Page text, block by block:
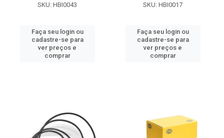
SKU: HBI0043
Faça seu login ou
cadastre-se para
ver preços e
comprar
SKU: HBI0017
Faça seu login ou
cadastre-se para
ver preços e
comprar